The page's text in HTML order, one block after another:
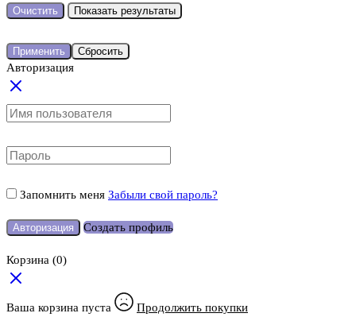
Очистить Показать результаты
Применить Сбросить
Авторизация
Запомнить меня Забыли свой пароль?
Авторизация Создать профиль
Корзина (0)
Ваша корзина пуста Продолжить покупки